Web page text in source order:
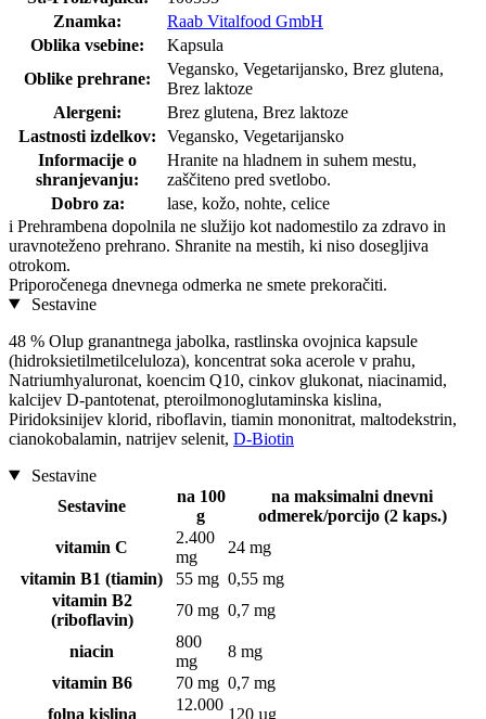
Znamka:
Raab Vitalfood GmbH
Oblika vsebine:
Kapsula
Oblike prehrane:
Vegansko, Vegetarijansko, Brez glutena,
Brez laktoze
Alergeni:
Brez glutena, Brez laktoze
Lastnosti izdelkov:
Vegansko, Vegetarijansko
Informacije o
shranjevanju:
Hranite na hladnem in suhem mestu,
zaščiteno pred svetlobo.
Dobro za:
lase, kožo, nohte, celice
i Prehrambena dopolnila ne služijo kot nadomestilo za zdravo in
uravnoteženo prehrano. Shranite na mestih, ki niso dosegljiva
otrokom.
Priporočenega dnevnega odmerka ne smete prekoračiti.
Sestavine
48 % Olup granantnega jabolka, rastlinska ovojnica kapsule
(hidroksietilmetilceluloza), koncentrat soka acerole v prahu,
Natriumhyaluronat, koencim Q10, cinkov glukonat, niacinamid,
kalcijev D-pantotenat, pteroilmonoglutaminska kislina,
Piridoksinijev klorid, riboflavin, tiamin mononitrat, maltodekstrin,
cianokobalamin, natrijev selenit, D-Biotin
Sestavine
Sestavine
na 100
g
na maksimalni dnevni
odmerek/porcijo (2 kaps.)
vitamin C
2.400
mg
24 mg
vitamin B1 (tiamin)
55 mg 0,55 mg
vitamin B2
(riboflavin)
70 mg 0,7 mg
niacin
800
mg
8 mg
vitamin B6
70 mg 0,7 mg
folna kislina
12.000
120 µg